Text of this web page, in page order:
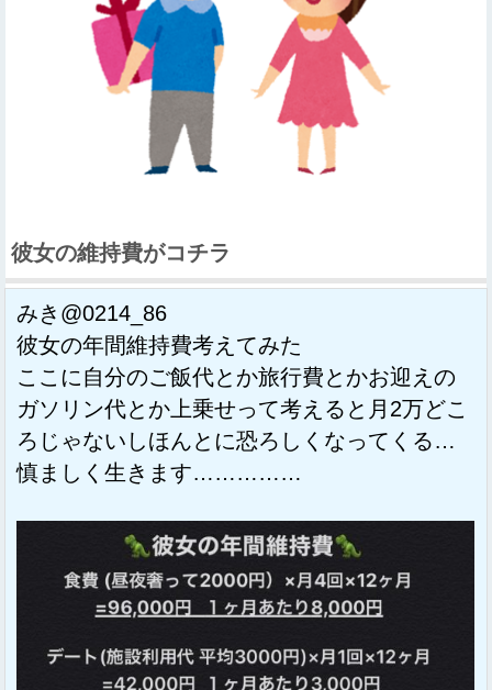
彼女の維持費がコチラ
みき@0214_86
彼女の年間維持費考えてみた
ここに自分のご飯代とか旅行費とかお迎えの
ガソリン代とか上乗せって考えると月2万どこ
ろじゃないしほんとに恐ろしくなってくる…
慎ましく生きます……………